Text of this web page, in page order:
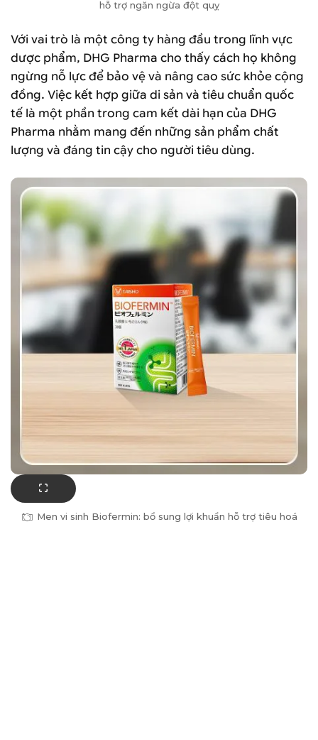
hỗ trợ ngăn ngừa đột quỵ
Với vai trò là một công ty hàng đầu trong lĩnh vực
dược phẩm, DHG Pharma cho thấy cách họ không
ngừng nỗ lực để bảo vệ và nâng cao sức khỏe cộng
đồng. Việc kết hợp giữa di sản và tiêu chuẩn quốc
tế là một phần trong cam kết dài hạn của DHG
Pharma nhằm mang đến những sản phẩm chất
lượng và đáng tin cậy cho người tiêu dùng.
Men vi sinh Biofermin: bổ sung lợi khuẩn hỗ trợ tiêu hoá